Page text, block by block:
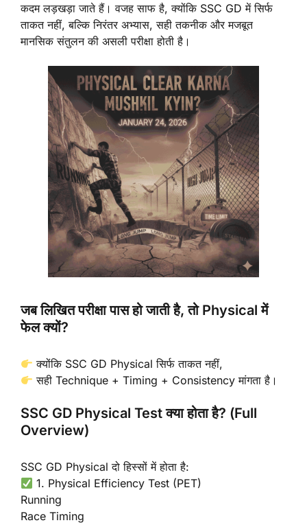
कदम लड़खड़ा जाते हैं। वजह साफ है, क्योंकि SSC GD में सिर्फ
ताकत नहीं, बल्कि निरंतर अभ्यास, सही तकनीक और मजबूत
मानसिक संतुलन की असली परीक्षा होती है।
जब लिखित परीक्षा पास हो जाती है, तो Physical में
फेल क्यों?
क्योंकि SSC GD Physical सिर्फ ताकत नहीं,
सही Technique + Timing + Consistency मांगता है।
SSC GD Physical Test क्या होता है? (Full
Overview)
SSC GD Physical दो हिस्सों में होता है:
1. Physical Efficiency Test (PET)
Running
Race Timing